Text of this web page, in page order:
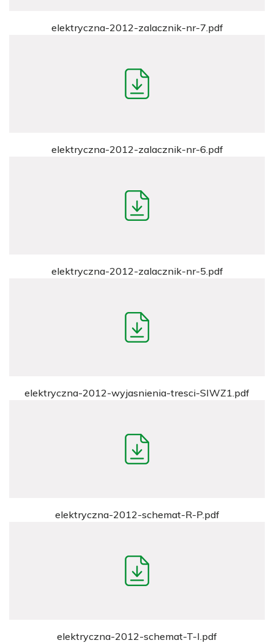
elektryczna-2012-zalacznik-nr-7.pdf
elektryczna-2012-zalacznik-nr-6.pdf
elektryczna-2012-zalacznik-nr-5.pdf
elektryczna-2012-wyjasnienia-tresci-SIWZ1.pdf
elektryczna-2012-schemat-R-P.pdf
elektryczna-2012-schemat-T-I.pdf